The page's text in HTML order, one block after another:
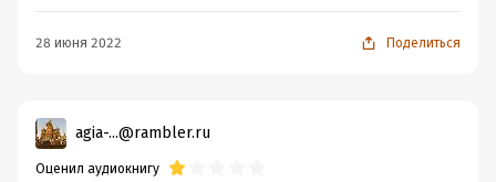
28 июня 2022 Поделиться
agia-...@rambler.ru
Оценил аудиокнигу